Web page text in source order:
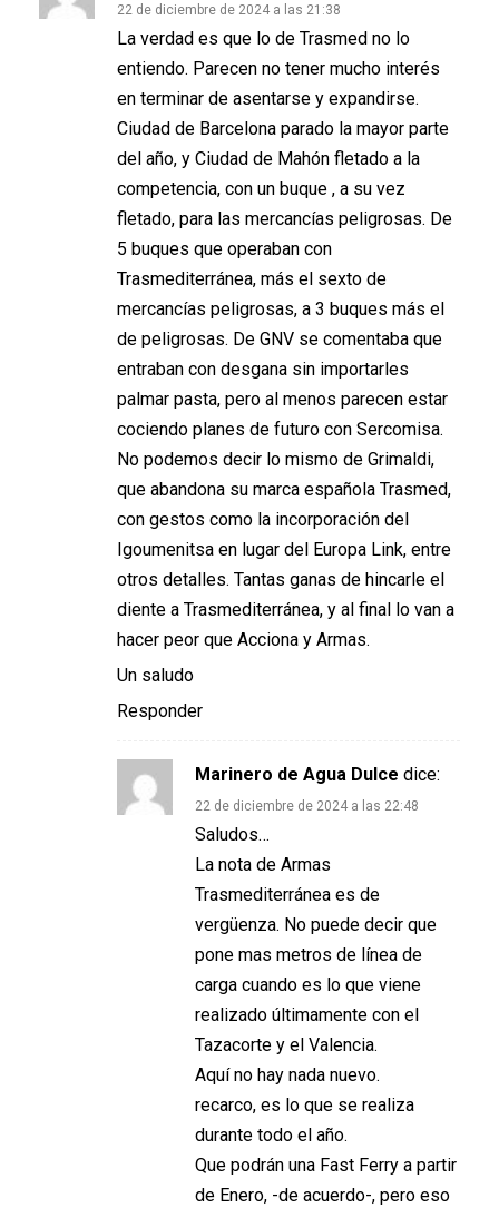
22 de diciembre de 2024 a las 21:38
La verdad es que lo de Trasmed no lo
entiendo. Parecen no tener mucho interés
en terminar de asentarse y expandirse.
Ciudad de Barcelona parado la mayor parte
del año, y Ciudad de Mahón fletado a la
competencia, con un buque , a su vez
fletado, para las mercancías peligrosas. De
5 buques que operaban con
Trasmediterránea, más el sexto de
mercancías peligrosas, a 3 buques más el
de peligrosas. De GNV se comentaba que
entraban con desgana sin importarles
palmar pasta, pero al menos parecen estar
cociendo planes de futuro con Sercomisa.
No podemos decir lo mismo de Grimaldi,
que abandona su marca española Trasmed,
con gestos como la incorporación del
Igoumenitsa en lugar del Europa Link, entre
otros detalles. Tantas ganas de hincarle el
diente a Trasmediterránea, y al final lo van a
hacer peor que Acciona y Armas.
Un saludo
Responder
Marinero de Agua Dulce dice:
22 de diciembre de 2024 a las 22:48
Saludos…
La nota de Armas
Trasmediterránea es de
vergüenza. No puede decir que
pone mas metros de línea de
carga cuando es lo que viene
realizado últimamente con el
Tazacorte y el Valencia.
Aquí no hay nada nuevo.
recarco, es lo que se realiza
durante todo el año.
Que podrán una Fast Ferry a partir
de Enero, -de acuerdo-, pero eso